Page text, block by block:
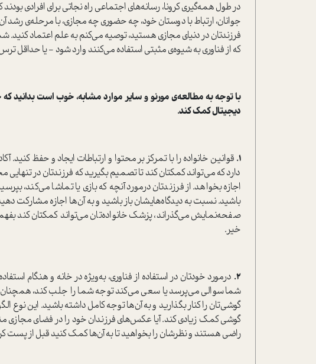
در طول همه‌گیری کرونا، رسانه‌های اجتماعی راه نجاتی برای افرادی بودند
جوانان، ارتباط با دوستان خود، چه حضوری چه مجازی، با مرحله‌ی رشد
فرزندتان در دنیای مجازی هستید، توصیه می‌کنم به علم اعتماد کنید.
که از فناوری به شیوه‌ی‌ مثبتی استفاده می‌کنند وارد شود - یا حداقل
با توجه به مطالعه‌ی مورنو و سایر موارد مشابه، خوب است بدانید
دیجیتال کمک کند.
1. قوانین خانواده را با تمرکز بر محتوا و ارتباطات ایجاد و حفظ کنید.
دارد که می‌تواند کمکتان کند تا تصمیم بگیرید که فرزندتان در
اجازه بخواهد. از فرزندتان درمورد آنچه که بازی یا تماشا می‌کند،
باشید. نسبت به دیدگاه‌هایشان باز باشید و به آن‌ها اجازه مشارکت
صفحه‌نمایش می‌گذراند، پزشک خانواده‌تان می‌تواند کمکتان کند
خیر.
2. درمورد خودتان در استفاده از فناوری، به‌ویژه در خانه و هنگام
شما سوالی می‌پرسد یا سعی می‌کند توجه شما را جلب کند،
گوشی‌تان را کنار بگذارید و به آن‌ها توجه کامل داشته باشید. این نوع
گوشی کمک زیادی کند. آیا عکس‌های فرزندان خود را در فضای
راضی هستند و نظرشان را بخواهید تا به آن‌ها کمک کنید قبل از پست